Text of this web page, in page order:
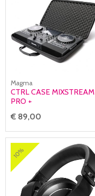
Magma
CTRL CASE MIXSTREAM
PRO +
€ 89,00
10%